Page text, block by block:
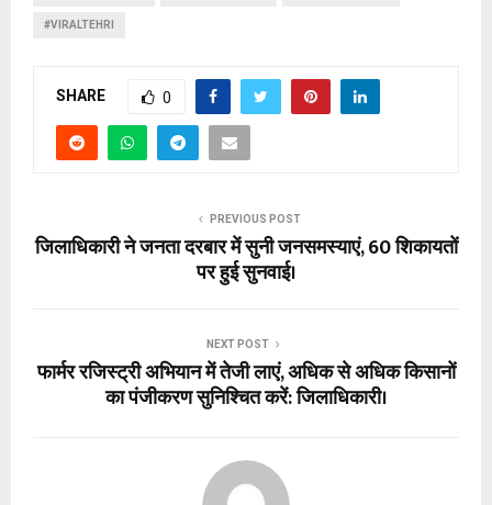
#VIRALTEHRI
SHARE 0
PREVIOUS POST
जिलाधिकारी ने जनता दरबार में सुनी जनसमस्याएं, 60 शिकायतों
पर हुई सुनवाई।
NEXT POST
फार्मर रजिस्ट्री अभियान में तेजी लाएं, अधिक से अधिक किसानों
का पंजीकरण सुनिश्चित करें: जिलाधिकारी।